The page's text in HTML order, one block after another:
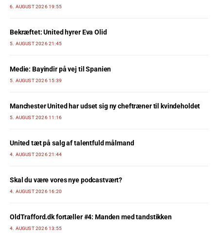
6. AUGUST 2026 19:55
Bekræftet: United hyrer Eva Olid
5. AUGUST 2026 21:45
Medie: Bayindir på vej til Spanien
5. AUGUST 2026 15:39
Manchester United har udset sig ny cheftræner til kvindeholdet
5. AUGUST 2026 11:16
United tæt på salg af talentfuld målmand
4. AUGUST 2026 21:44
Skal du være vores nye podcastvært?
4. AUGUST 2026 16:20
OldTrafford.dk fortæller #4: Manden med tandstikken
4. AUGUST 2026 13:55